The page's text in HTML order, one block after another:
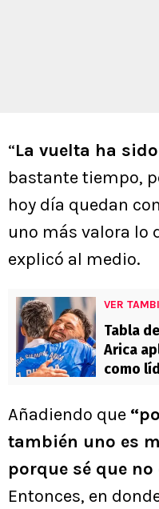
“La vuelta ha
bastante tiempo,
hoy día quedan
uno más valora lo
explicó al medio.
VER
Tabla
Arica
como
Añadiendo que
también uno es
porque sé que
Entonces, en